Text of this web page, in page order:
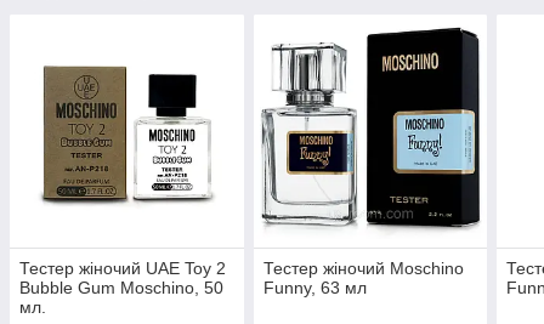
Тестер жіночий UAE Toy 2
Bubble Gum Moschino, 50
мл.
Тестер жіночий Moschino
Funny, 63 мл